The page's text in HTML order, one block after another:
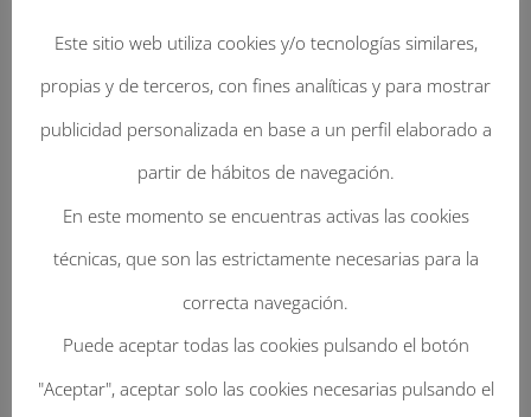
Enviar Un Comentario
Tu dirección de correo electrónico no será
publicada. Los campos obligatorios están
marcados con*
Este sitio web utiliza cookies y/o tecnologías similares,
propias y de terceros, con fines analíticas y para mostrar
publicidad personalizada en base a un perfil elaborado a
partir de hábitos de navegación.
En este momento se encuentras activas las cookies
técnicas, que son las estrictamente necesarias para la
correcta navegación.
Puede aceptar todas las cookies pulsando el botón
"Aceptar", aceptar solo las cookies necesarias pulsando el